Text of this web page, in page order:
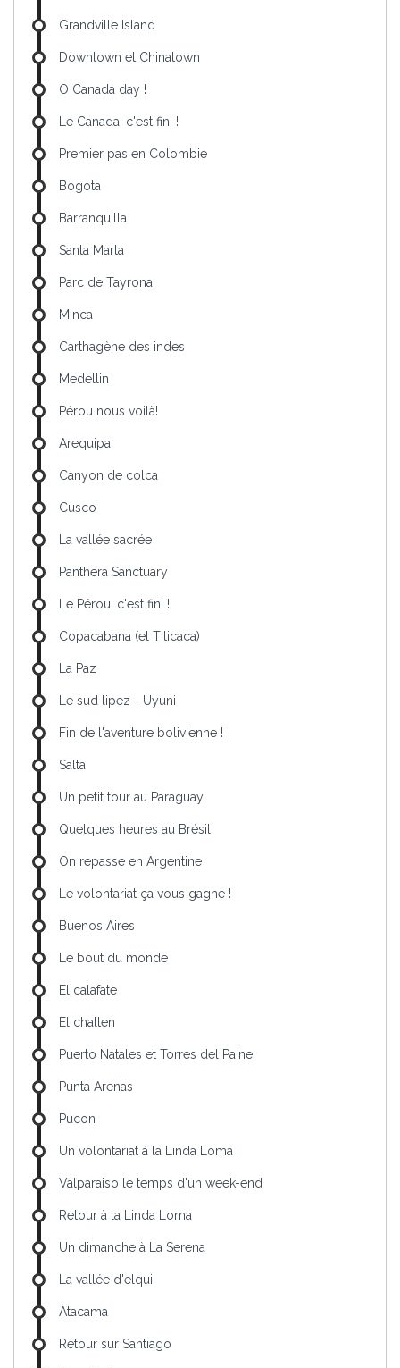
Grandville Island
Downtown et Chinatown
O Canada day !
Le Canada, c'est fini !
Premier pas en Colombie
Bogota
Barranquilla
Santa Marta
Parc de Tayrona
Minca
Carthagène des indes
Medellin
Pérou nous voilà!
Arequipa
Canyon de colca
Cusco
La vallée sacrée
Panthera Sanctuary
Le Pérou, c'est fini !
Copacabana (el Titicaca)
La Paz
Le sud lipez - Uyuni
Fin de l'aventure bolivienne !
Salta
Un petit tour au Paraguay
Quelques heures au Brésil
On repasse en Argentine
Le volontariat ça vous gagne !
Buenos Aires
Le bout du monde
El calafate
El chalten
Puerto Natales et Torres del Paine
Punta Arenas
Pucon
Un volontariat à la Linda Loma
Valparaiso le temps d'un week-end
Retour à la Linda Loma
Un dimanche à La Serena
La vallée d'elqui
Atacama
Retour sur Santiago